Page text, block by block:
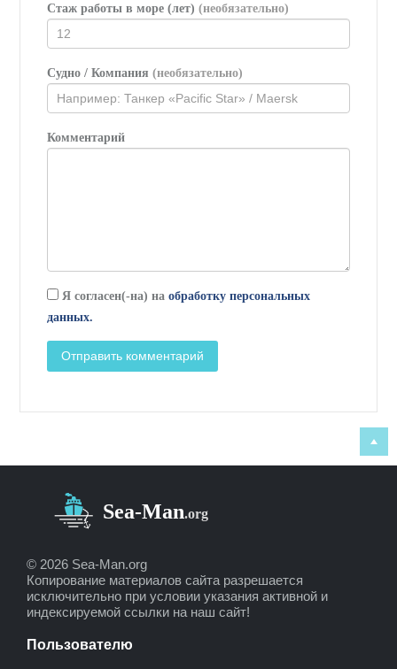
Стаж работы в море (лет)(необязательно)
Судно / Компания(необязательно)
Комментарий
Я согласен(-на) наобработку персональных
данных.
© 2026 Sea-Man.org
Копирование материалов сайта разрешается
исключительно при условии указания активной и
индексируемой ссылки на наш сайт!
Пользователю